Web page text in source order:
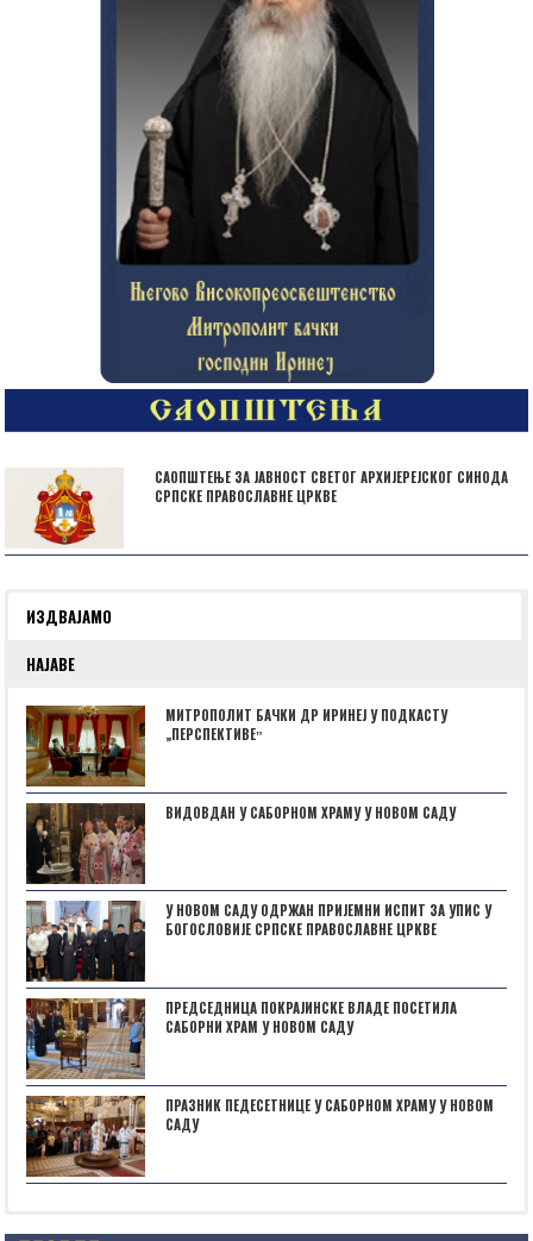
САОПШТЕЊЕ ЗА ЈАВНОСТ СВЕТОГ АРХИЈЕРЕЈСКОГ СИНОДА
СРПСКЕ ПРАВОСЛАВНЕ ЦРКВЕ
ИЗДВАЈАМО
НАЈАВЕ
МИТРОПОЛИТ БАЧКИ ДР ИРИНЕЈ У ПОДКАСТУ
„ПЕРСПЕКТИВЕˮ
ВИДОВДАН У САБОРНОМ ХРАМУ У НОВОМ САДУ
У НОВОМ САДУ ОДРЖАН ПРИЈЕМНИ ИСПИТ ЗА УПИС У
БОГОСЛОВИЈЕ СРПСКЕ ПРАВОСЛАВНЕ ЦРКВЕ
ПРЕДСЕДНИЦА ПОКРАЈИНСКЕ ВЛАДЕ ПОСЕТИЛА
САБОРНИ ХРАМ У НОВОМ САДУ
ПРАЗНИК ПЕДЕСЕТНИЦЕ У САБОРНОМ ХРАМУ У НОВОМ
САДУ